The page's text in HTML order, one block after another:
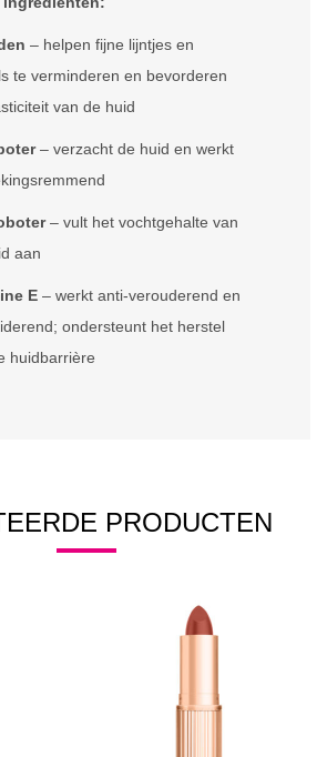
– helpen fijne lijntjes en
te verminderen en bevorderen
van de huid
– verzacht de huid en werkt
– vult het vochtgehalte van
aan
E – werkt anti-verouderend en
ondersteunt het herstel
huidbarrière
PRODUCTEN